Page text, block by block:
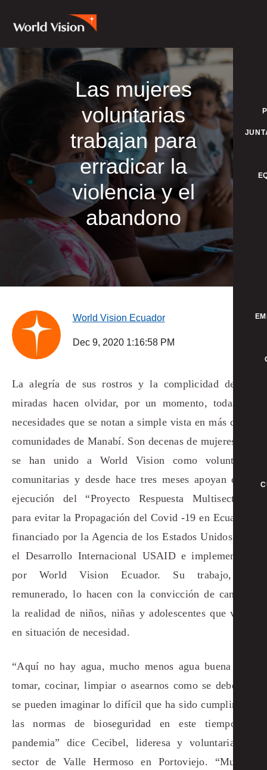
Las mujeres
voluntarias
trabajan para
erradicar la
violencia y el
abandono
World Vision Ecuador
Dec 9, 2020 1:16:58 PM
La alegría de sus rostros y la complicidad de sus
miradas hacen olvidar, por un momento, todas las
necesidades que se notan a simple vista en más de 75
comunidades de Manabí. Son decenas de mujeres que
se han unido a World Vision como voluntarias
comunitarias y desde hace tres meses apoyan en la
ejecución del “Proyecto Respuesta Multisectorial
para evitar la Propagación del Covid -19 en Ecuador”
financiado por la Agencia de los Estados Unidos para
el Desarrollo Internacional USAID e implementado
por World Vision Ecuador. Su trabajo, no
remunerado, lo hacen con la convicción de cambiar
la realidad de niños, niñas y adolescentes que viven
en situación de necesidad.
“Aquí no hay agua, mucho menos agua buena para
tomar, cocinar, limpiar o asearnos como se debe. Ya
se pueden imaginar lo difícil que ha sido cumplir con
las normas de bioseguridad en este tiempo de
pandemia” dice Cecibel, lideresa y voluntaria del
sector de Valle Hermoso en Portoviejo. “Muchas